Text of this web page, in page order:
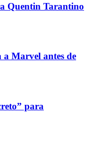
Quentin Tarantino
a Marvel antes de
para